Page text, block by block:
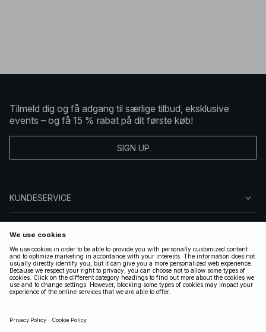
Tilmeld dig og få adgang til særlige tilbud, eksklusive
events – og få 15 % rabat på dit første køb!
SIGN UP
KUNDESERVICE
FØLG OS
GYLDIGE